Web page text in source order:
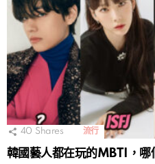
40 Shares 流行
韓國藝人都在玩的MBTI，